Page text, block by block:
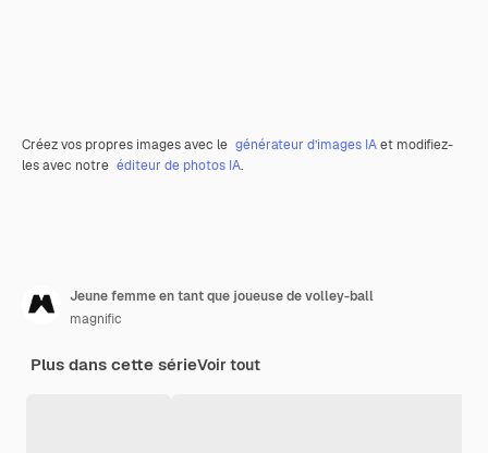
Créez vos propres images avec le générateur d’images IAet modifiez-
les avec notre éditeur de photos IA.
Jeune femme en tant que joueuse de volley-ball
magnific
Plus dans cette sérieVoir tout